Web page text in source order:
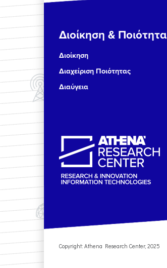
Διοίκηση & Ποιότητα
Διοίκηση
Διαχείριση Ποιότητας
Διαύγεια
Copyright: Athena Research Center, 2025